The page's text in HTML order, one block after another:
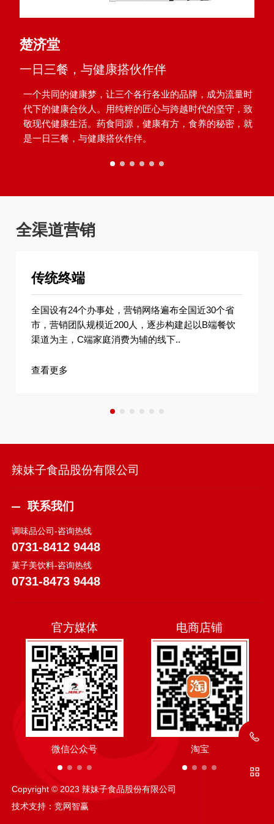
楚济堂
一日三餐，与健康搭伙作伴
一个共同的健康梦，让三个各行各业的品牌，成为流量时
代下的健康合伙人。用纯粹的匠心与跨越时代的坚守，致
敬现代健康生活。药食同源，健康有方，食养的秘密，就
是一日三餐，与健康搭伙作伴。
全渠道营销
传统终端
全国设有24个办事处，营销网络遍布全国近30个省
市，营销团队规模近200人，逐步构建起以B端餐饮
渠道为主，C端家庭消费为辅的线下..
查看更多
辣妹子食品股份有限公司
联系我们
调味品公司-咨询热线
0731-8412 9448
菓子美饮料-咨询热线
0731-8473 9448
官方媒体
微信公众号 抖音
电商店铺
抖音 淘宝
Copyright © 2023 辣妹子食品股份有限公司
技术支持：竞网智赢